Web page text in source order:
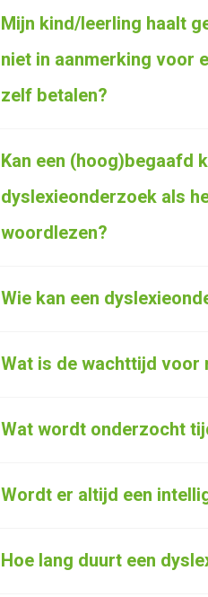
Mijn kind/leerling haalt
niet in aanmerking voor
zelf betalen?
Kan een (hoog)begaafd
dyslexieonderzoek als
woordlezen?
Wie kan een
Wat is de wachttijd voor
Wat wordt onderzocht
Wordt er altijd een
Hoe lang duurt een